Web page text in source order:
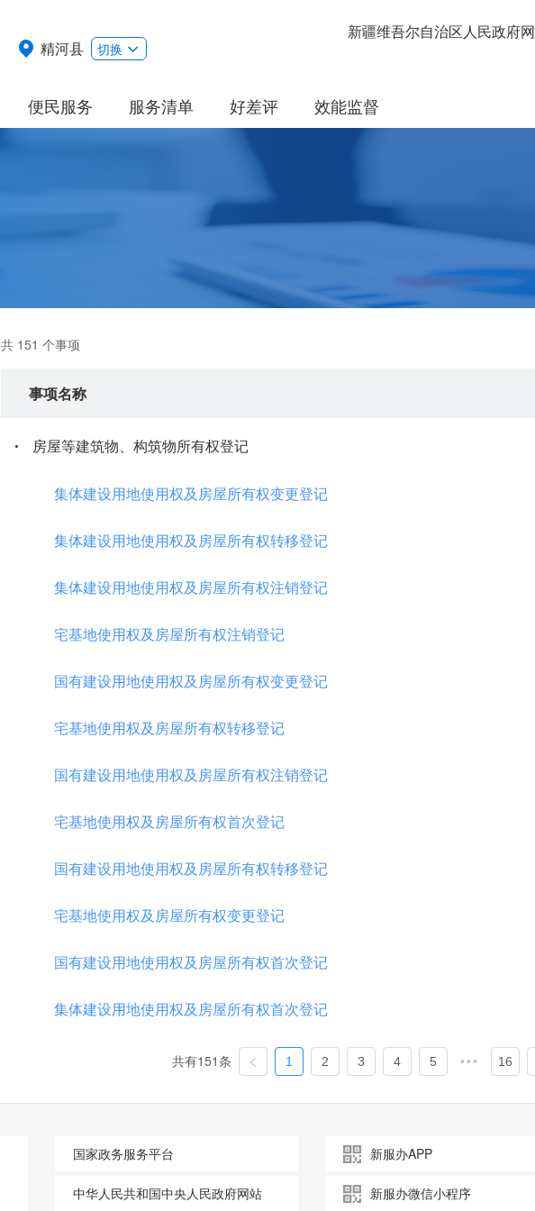
精河县 切换
新疆维吾尔自治区人民政府网
便民服务 服务清单 好差评 效能监督
共 151 个事项
事项名称
房屋等建筑物、构筑物所有权登记
集体建设用地使用权及房屋所有权变更登记
集体建设用地使用权及房屋所有权转移登记
集体建设用地使用权及房屋所有权注销登记
宅基地使用权及房屋所有权注销登记
国有建设用地使用权及房屋所有权变更登记
宅基地使用权及房屋所有权转移登记
国有建设用地使用权及房屋所有权注销登记
宅基地使用权及房屋所有权首次登记
国有建设用地使用权及房屋所有权转移登记
宅基地使用权及房屋所有权变更登记
国有建设用地使用权及房屋所有权首次登记
集体建设用地使用权及房屋所有权首次登记
生鲜乳收购站许可
种畜禽生产经营许可
种畜禽生产经营许可
共有151条 1 2 3 4 5 ••• 16
国家政务服务平台
中华人民共和国中央人民政府网站
新服办APP
新服办微信小程序